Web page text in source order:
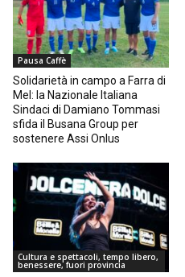
Pausa Caffè
Solidarietà in campo a Farra di
Mel: la Nazionale Italiana
Sindaci di Damiano Tommasi
sfida il Busana Group per
sostenere Assi Onlus
Cultura e spettacoli, tempo libero,
benessere, fuori provincia